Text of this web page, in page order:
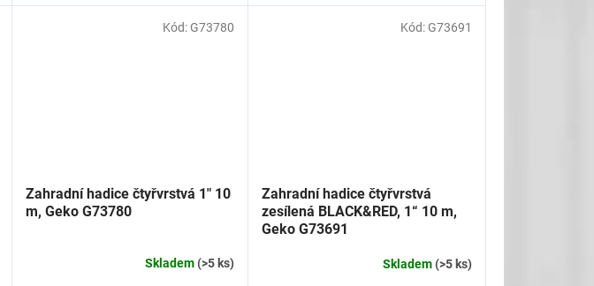
Zahradní hadice čtyřvrstvá 1" 10
m, Geko G73780
Skladem(>5 ks)
Kód: G73780
Zahradní hadice čtyřvrstvá
zesílená BLACK&RED, 1“ 10 m,
Geko G73691
Skladem(>5 ks)
Kód: G73691